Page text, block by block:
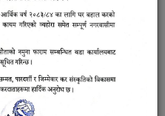
Officer